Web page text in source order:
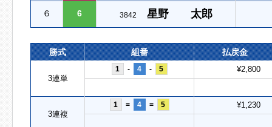
６ 6 3842 星野 太郎
勝式 組番 払戻金
3連単
1 - 4 - 5 ¥2,800
3連複
1 = 4 = 5 ¥1,230